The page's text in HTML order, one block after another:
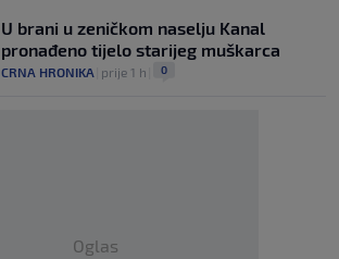
U brani u zeničkom naselju Kanal
pronađeno tijelo starijeg muškarca
CRNA HRONIKA prije 1 h 0
Oglas